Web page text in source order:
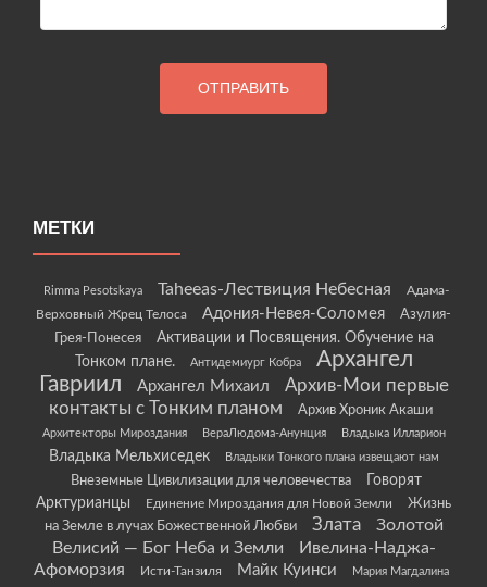
МЕТКИ
Rimma Pesotskaya Taheeas-Лествиция Небесная
Адама-
Верховный Жрец Телоса
Адония-Невея-Соломея
Азулия-
Грея-Понесея
Активации и Посвящения. Обучение на
Тонком плане.
Антидемиург Кобра
Архангел
Гавриил
Архангел Михаил
Архив-Мои первые
контакты с Тонким планом
Архив Хроник Акаши
Архитекторы Мироздания ВераЛюдома-Анунция Владыка Илларион
Владыка Мельхиседек Владыки Тонкого плана извещают нам
Внеземные Цивилизации для человечества
Говорят
Арктурианцы
Единение Мироздания для Новой Земли
Жизнь
на Земле в лучах Божественной Любви
Злата
Золотой
Велисий — Бог Неба и Земли
Ивелина-Наджа-
Афоморзия
Исти-Танзиля Майк Куинси Мария Магдалина